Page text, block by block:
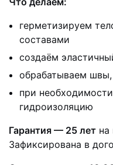
герметизируем
составами
создаём
обрабатываем
при
гидроизоляцию
Гарантия — 25 лет на
Зафиксирована в